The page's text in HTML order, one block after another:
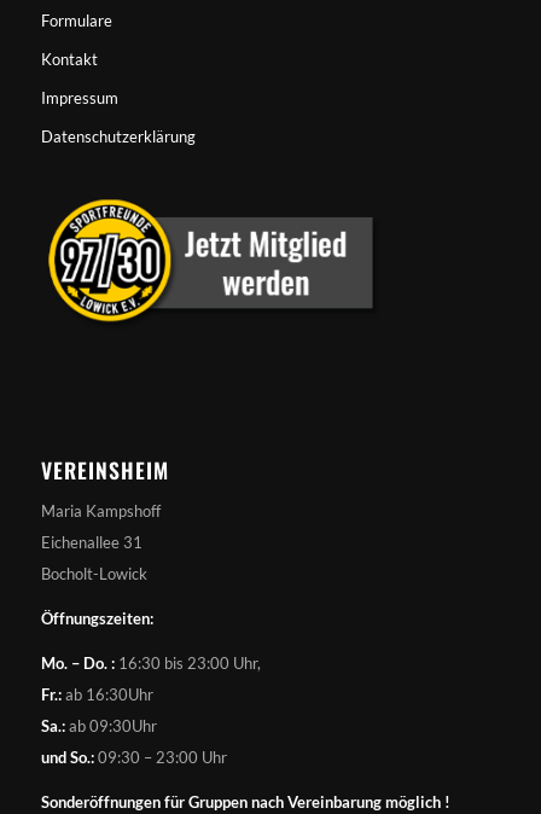
Formulare
Kontakt
Impressum
Datenschutzerklärung
VEREINSHEIM
Maria Kampshoff
Eichenallee 31
Bocholt-Lowick
Öffnungszeiten:
Mo. – Do. :16:30 bis 23:00 Uhr,
Fr.:ab 16:30Uhr
Sa.:ab 09:30Uhr
und So.:09:30 – 23:00 Uhr
Sonderöffnungen für Gruppen nach Vereinbarung möglich !